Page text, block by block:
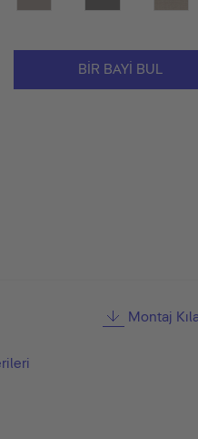
BIR BAYI BUL
Montaj